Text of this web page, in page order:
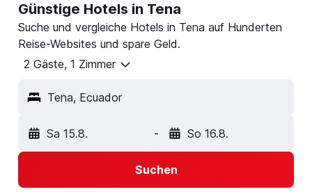
Günstige Hotels in Tena
Suche und vergleiche Hotels in Tena auf Hunderten
Reise-Websites und spare Geld.
2 Gäste, 1 Zimmer
Tena, Ecuador
Sa 15.8. - So 16.8.
Suchen